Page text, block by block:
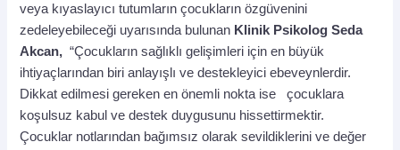
veya kıyaslayıcı tutumların çocukların özgüvenini
zedeleyebileceği uyarısında bulunan Klinik Psikolog Seda
Akcan, “Çocukların sağlıklı gelişimleri için en büyük
ihtiyaçlarından biri anlayışlı ve destekleyici ebeveynlerdir.
Dikkat edilmesi gereken en önemli nokta ise çocuklara
koşulsuz kabul ve destek duygusunu hissettirmektir.
Çocuklar notlarından bağımsız olarak sevildiklerini ve değer